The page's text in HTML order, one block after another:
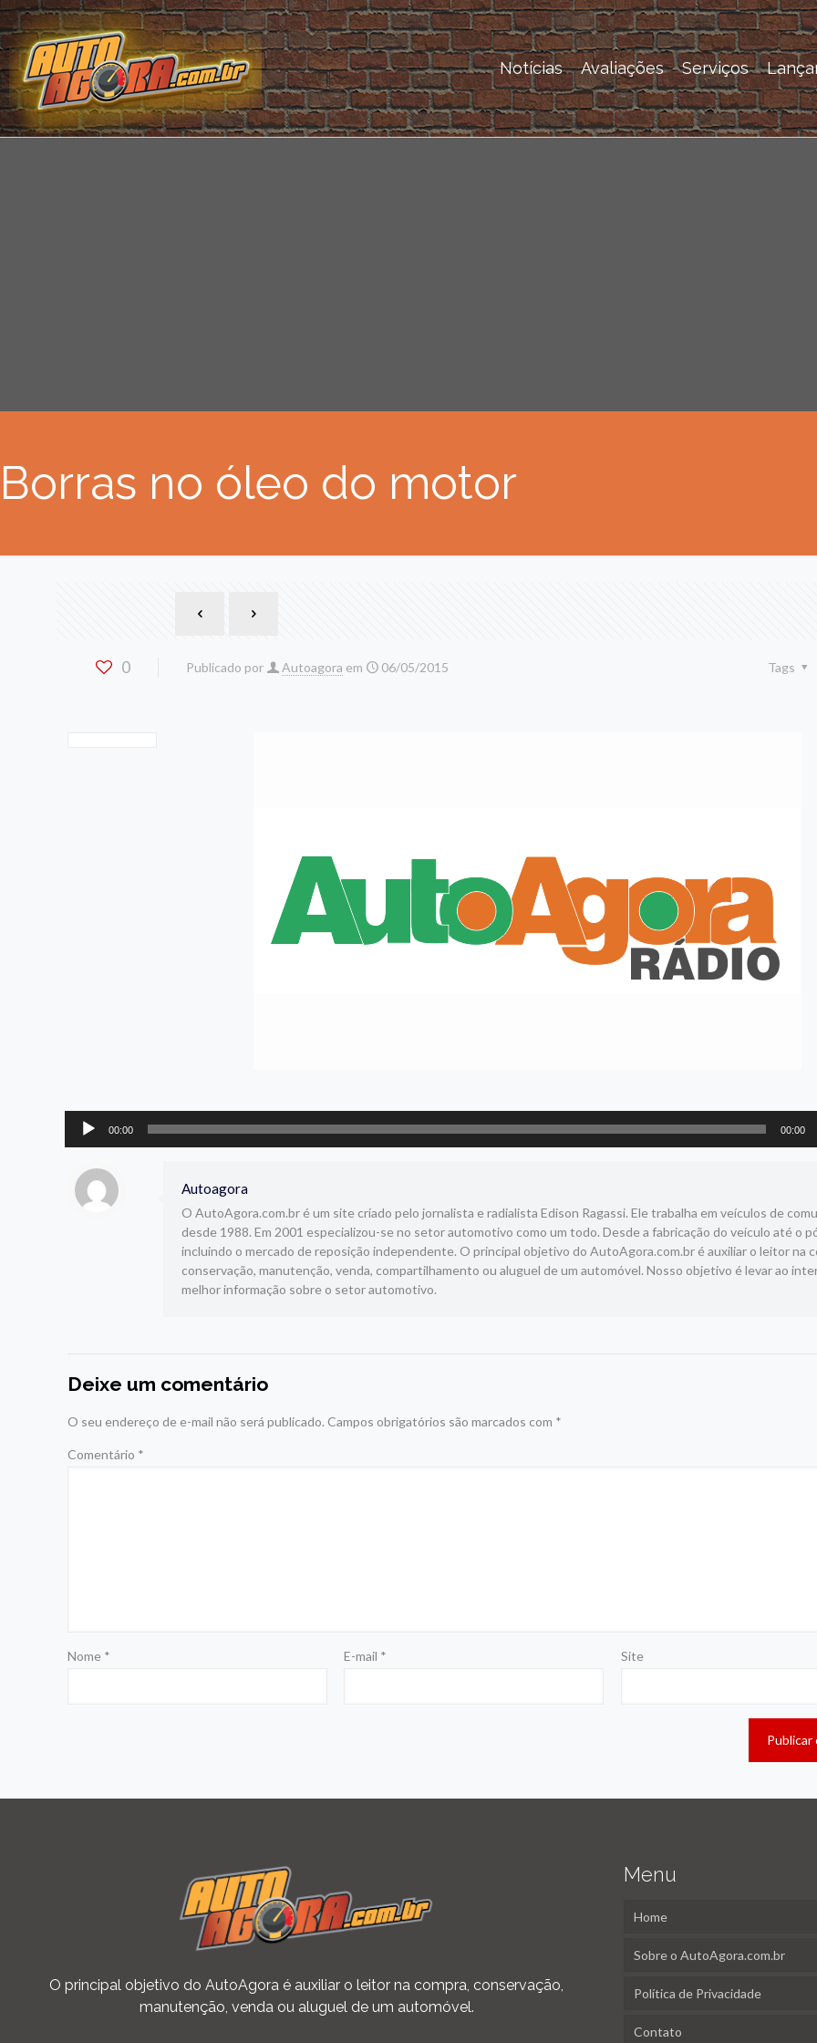
Notícias Avaliações Serviços
Borras no óleo do motor
0 Publicado por Autoagora em 06/05/2015 Tags
Tocador
00:00 00:00
Autoagora
O AutoAgora.com.br é um site criado pelo jornalista e radialista Edison Ragassi. Ele trabalha em veículos de
desde 1988. Em 2001 especializou-se no setor automotivo como um todo. Desde a fabricação do veículo até o
incluindo o mercado de reposição independente. O principal objetivo do AutoAgora.com.br é auxiliar o leitor na
conservação, manutenção, venda, compartilhamento ou aluguel de um automóvel. Nosso objetivo é levar ao
melhor informação sobre o setor automotivo.
Deixe um comentário
O seu endereço de e-mail não será publicado. Campos obrigatórios são marcados com *
Comentário *
Nome * E-mail * Site
O principal objetivo do AutoAgora é auxiliar o leitor na compra, conservação,
manutenção, venda ou aluguel de um automóvel.
Menu
Home
Sobre o AutoAgora.com.br
Política de Privacidade
Contato